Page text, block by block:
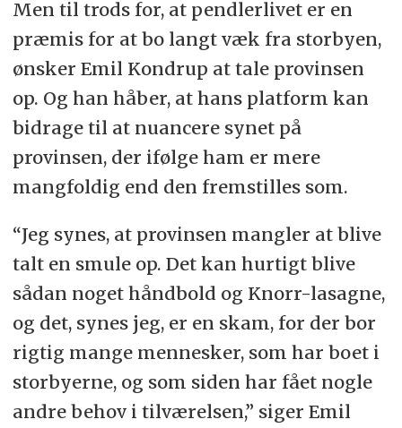
Men til trods for, at pendlerlivet er en
præmis for at bo langt væk fra storbyen,
ønsker Emil Kondrup at tale provinsen
op. Og han håber, at hans platform kan
bidrage til at nuancere synet på
provinsen, der ifølge ham er mere
mangfoldig end den fremstilles som.
“Jeg synes, at provinsen mangler at blive
talt en smule op. Det kan hurtigt blive
sådan noget håndbold og Knorr-lasagne,
og det, synes jeg, er en skam, for der bor
rigtig mange mennesker, som har boet i
storbyerne, og som siden har fået nogle
andre behov i tilværelsen,” siger Emil